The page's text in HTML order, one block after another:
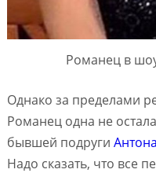
Романец в
Однако за пределами
Романец одна не
бывшей подруги
Надо сказать, что все